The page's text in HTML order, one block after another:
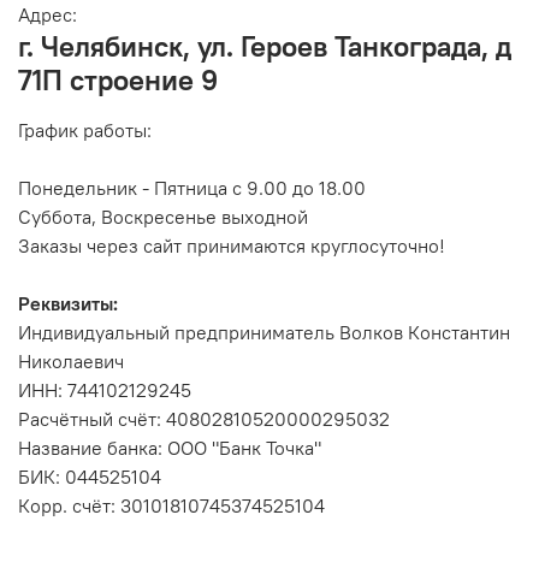
Адрес:
г. Челябинск, ул. Героев Танкограда, д
71П строение 9
График работы:
Понедельник - Пятница с 9.00 до 18.00
Суббота, Воскресенье выходной
Заказы через сайт принимаются круглосуточно!
Реквизиты:
Индивидуальный предприниматель Волков Константин
Николаевич
ИНН: 744102129245
Расчётный счёт: 40802810520000295032
Название банка: ООО "Банк Точка"
БИК: 044525104
Корр. счёт: 30101810745374525104